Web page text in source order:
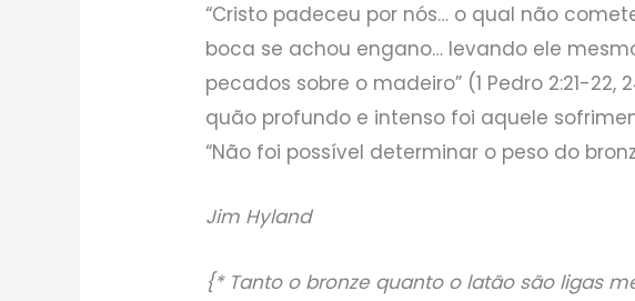
“Cristo padeceu por nós… o qual não
boca se achou engano… levando ele
pecados sobre o madeiro” (1 Pedro 2:21-22,
quão profundo e intenso foi aquele
“Não foi possível determinar o peso do
Jim Hyland
{* Tanto o bronze quanto o latão são ligas